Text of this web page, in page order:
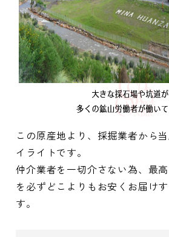
この原産地より、採掘業者から
イライトです。
仲介業者を一切介さない為、最
を必ずどこよりもお安くお届け
す。